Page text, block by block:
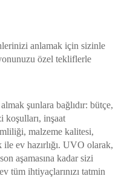
anlamak için sizinle
özel tekliflerle
şunlara bağlıdır: bütçe,
koşulları, inşaat
malzeme kalitesi,
ev hazırlığı. UVO olarak,
aşamasına kadar sizi
tüm ihtiyaçlarınızı tatmin